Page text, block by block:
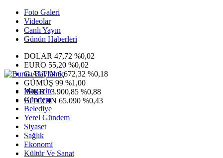
Foto Galeri
Videolar
Canlı Yayın
Günün Haberleri
DOLAR 47,72 %0,02
EURO 55,20 %0,02
G.ALTIN6.672,32 %0,18
GÜMÜŞ 99 %1,00
IMKB13.900,85 %0,88
BITCOIN 65.090 %0,43
Magazin
Gündem
Belediye
Yerel Gündem
Siyaset
Sağlık
Ekonomi
Kültür Ve Sanat